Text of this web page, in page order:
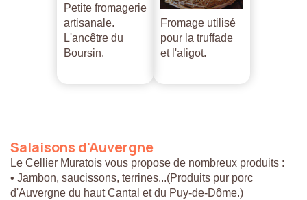
Petite fromagerie
artisanale.
L'ancêtre du
Boursin.
Fromage utilisé
pour la truffade
et l'aligot.
Salaisons d'Auvergne
Le Cellier Muratois vous propose de nombreux produits :
• Jambon, saucissons, terrines...(Produits pur porc
d'Auvergne du haut Cantal et du Puy-de-Dôme.)